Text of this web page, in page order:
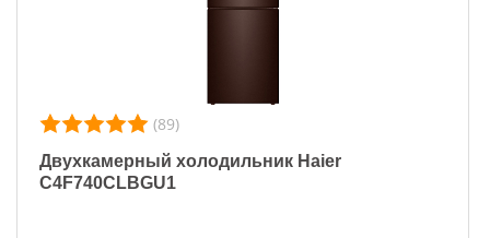
(89)
Двухкамерный холодильник Haier
C4F740CLBGU1